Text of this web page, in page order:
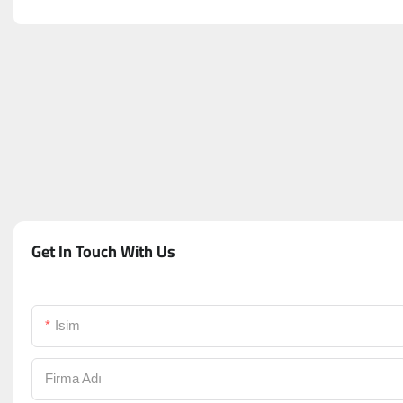
Get In Touch With Us
Isim
Firma Adı